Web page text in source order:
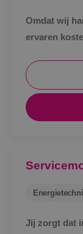
Omdat wij
ervaren
Jij zorgt dat